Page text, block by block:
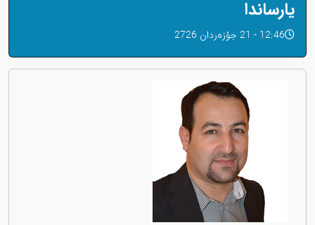
یارساندا
12:46 - 21 جۆزەردان 2726